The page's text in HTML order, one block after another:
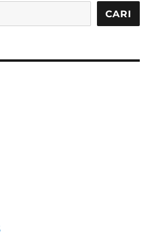
CARI